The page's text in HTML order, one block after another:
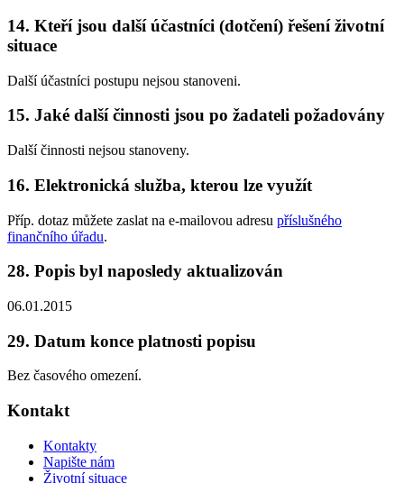
14. Kteří jsou další účastníci (dotčení) řešení životní
situace
Další účastníci postupu nejsou stanoveni.
15. Jaké další činnosti jsou po žadateli požadovány
Další činnosti nejsou stanoveny.
16. Elektronická služba, kterou lze využít
Příp. dotaz můžete zaslat na e-mailovou adresu příslušného
finančního úřadu.
28. Popis byl naposledy aktualizován
06.01.2015
29. Datum konce platnosti popisu
Bez časového omezení.
Kontakt
Kontakty
Napište nám
Životní situace